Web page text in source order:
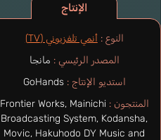
الإنتاج
النوع :أنمي تلفزيوني (TV)
المصدر الرئيسي : مانجا
استديو الإنتاج : GoHands
المنتجون : Frontier Works, Mainichi
Broadcasting System, Kodansha,
Movic, Hakuhodo DY Music and